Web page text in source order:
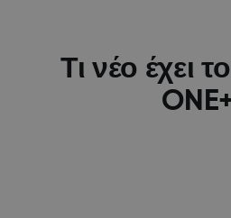
Τι νέο έχει